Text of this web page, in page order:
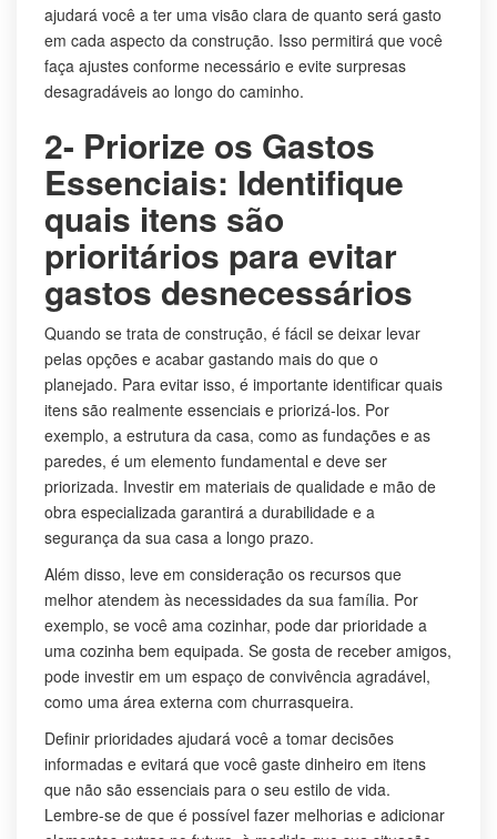
ajudará você a ter uma visão clara de quanto será gasto
em cada aspecto da construção. Isso permitirá que você
faça ajustes conforme necessário e evite surpresas
desagradáveis ao longo do caminho.
2- Priorize os Gastos
Essenciais: Identifique
quais itens são
prioritários para evitar
gastos desnecessários
Quando se trata de construção, é fácil se deixar levar
pelas opções e acabar gastando mais do que o
planejado. Para evitar isso, é importante identificar quais
itens são realmente essenciais e priorizá-los. Por
exemplo, a estrutura da casa, como as fundações e as
paredes, é um elemento fundamental e deve ser
priorizada. Investir em materiais de qualidade e mão de
obra especializada garantirá a durabilidade e a
segurança da sua casa a longo prazo.
Além disso, leve em consideração os recursos que
melhor atendem às necessidades da sua família. Por
exemplo, se você ama cozinhar, pode dar prioridade a
uma cozinha bem equipada. Se gosta de receber amigos,
pode investir em um espaço de convivência agradável,
como uma área externa com churrasqueira.
Definir prioridades ajudará você a tomar decisões
informadas e evitará que você gaste dinheiro em itens
que não são essenciais para o seu estilo de vida.
Lembre-se de que é possível fazer melhorias e adicionar